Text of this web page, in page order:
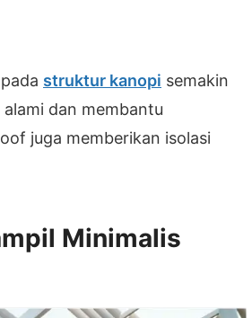
struktur kanopi semakin
dan membantu
juga memberikan isolasi
Minimalis